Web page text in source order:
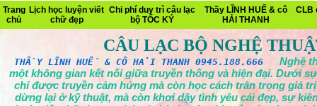
Trang
chủ
Lịch học luyện viết
chữ đẹp
Chi phí duy trì câu lạc
bộ TỐC KÝ
Thầy LĨNH HUẾ & cô
HẢI THANH
CLB
CÂU LẠC BỘ NGHỆ
THẦY LĨNH HUẾ & CÔ HẢI THANH 0945.188.666
Nghệ
một không gian kết nối giữa truyền thống và hiện đại. Dưới
chỉ được truyền cảm hứng mà còn học cách trân trọng giá
dừng lại ở kỹ thuật, mà còn khơi dậy tình yêu cái đẹp, sự